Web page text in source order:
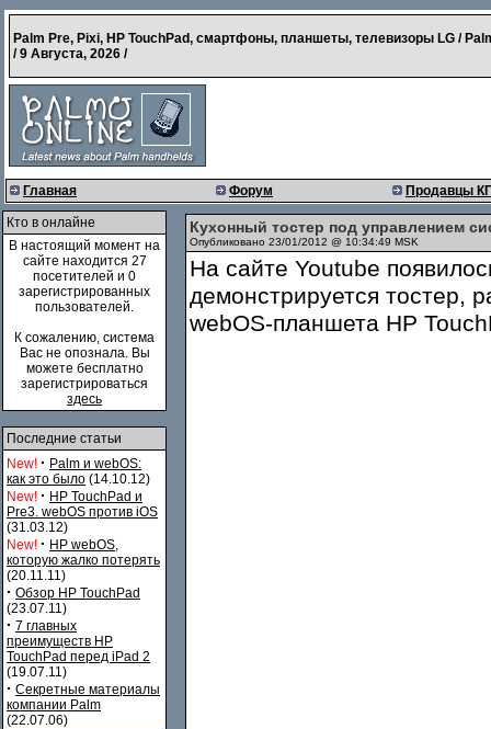
Palm Pre, Pixi, HP TouchPad, смартфоны, планшеты, телевизоры LG /
/9 Августа, 2026 /
Главная Форум Продавцы
Кто в онлайне
В настоящий момент на
сайте находится 27
посетителей и 0
зарегистрированных
пользователей.
К сожалению, система
Вас не опознала. Вы
можете бесплатно
зарегистрироваться
здесь
Последние статьи
New! · Palm и webOS:
как это было (14.10.12)
New! · HP TouchPad и
Pre3. webOS против iOS
(31.03.12)
New! · HP webOS,
которую жалко потерять
(20.11.11)
· Обзор HP TouchPad
(23.07.11)
· 7 главных
преимуществ HP
TouchPad перед iPad 2
(19.07.11)
· Секретные материалы
компании Palm
(22.07.06)
Кухонный тостер под управлением
Опубликовано 23/01/2012 @ 10:34:49 MSK
На сайте Youtube
демонстрируется тостер,
webOS-планшета HP